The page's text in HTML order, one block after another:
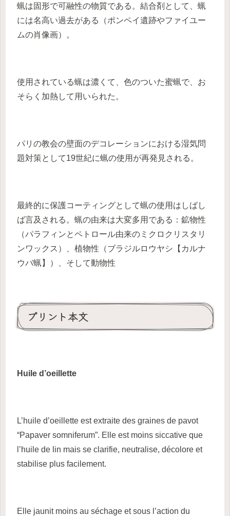
蝋は固形で可融性の物質である。結合剤として、蝋
には名高い過去がある（ポンペイ遺跡やファイユー
ムの肖像画）。
使用されている蝋は濃くて、色のついた蜜蝋で、お
そらく加熱して用いられた。
パリの教会の壁面のデコレーションにおける湿気問
題対策として19世紀に蝋の使用が再発見される。
最終的に保護コーティングとして蝋の使用はしばし
ば言及される。蝋の由来は大変多用である：鉱物性
（パラフィンとペトロール由来のミクロクリスタリ
ンワックス）、植物性（ブラジルロウヤシ【カルナ
ウバ蝋】）、そして動物性
プリント本文
Huile d’oeillette
L’huile d’oeillette est extraite des graines de pavot
“Papaver somniferum”. Elle est moins siccative que
l’huile de lin mais se clarifie, neutralise, décolore et
stabilise plus facilement.
Elle jaunit moins au séchage et sous l’action du